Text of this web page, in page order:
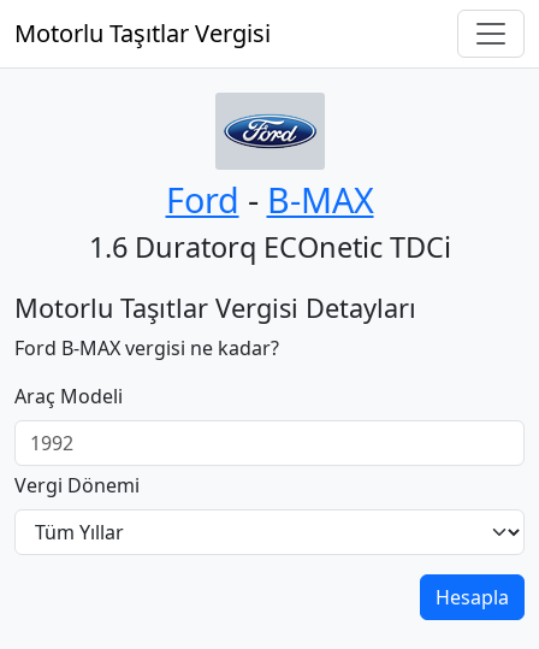
Motorlu Taşıtlar Vergisi
Ford ‐ B-MAX
1.6 Duratorq ECOnetic TDCi
Motorlu Taşıtlar Vergisi Detayları
Ford B-MAX vergisi ne kadar?
Araç Modeli
Vergi Dönemi
Hesapla